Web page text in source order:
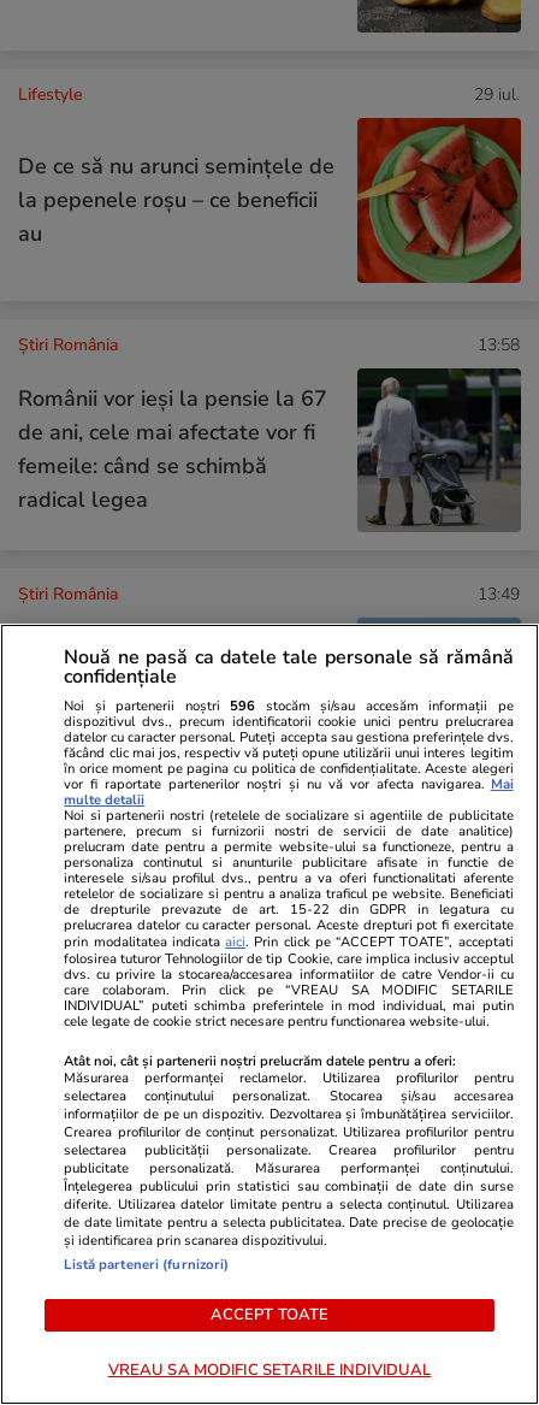
Lifestyle 29 iul.
De ce să nu arunci semințele de
la pepenele roșu – ce beneficii
au
Știri România 13:58
Românii vor ieși la pensie la 67
de ani, cele mai afectate vor fi
femeile: când se schimbă
radical legea
Știri România 13:49
Se circulă bară la bară pe
Autostrada Soarelui, înainte și
după stația de taxare Fetești
Știri România 13:25
Două mașini s-au ciocnit și au
fost proiectate în șanț în urma
unui grav accident pe DN1A.
Traficul este blocat la Boldești-
Scăeni
Reportaj
Știri România 13:00
Toată lumea se oprește la
această tarabă cu roșii din Piața
Obor. Cât costă kilogramul de
roșii negre, galbene și portocalii
Nouă ne pasă ca datele tale personale să rămână
confidențiale
Noi și partenerii noștri 596 stocăm și/sau accesăm informații pe
dispozitivul dvs., precum identificatorii cookie unici pentru prelucrarea
datelor cu caracter personal. Puteți accepta sau gestiona preferințele dvs.
făcând clic mai jos, respectiv vă puteți opune utilizării unui interes legitim
în orice moment pe pagina cu politica de confidențialitate. Aceste alegeri
vor fi raportate partenerilor noștri și nu vă vor afecta navigarea. Mai
multe detalii
Noi si partenerii nostri (retelele de socializare si agentiile de publicitate
partenere, precum si furnizorii nostri de servicii de date analitice)
prelucram date pentru a permite website-ului sa functioneze, pentru a
personaliza continutul si anunturile publicitare afisate in functie de
interesele si/sau profilul dvs., pentru a va oferi functionalitati aferente
retelelor de socializare si pentru a analiza traficul pe website. Beneficiati
de drepturile prevazute de art. 15-22 din GDPR in legatura cu
prelucrarea datelor cu caracter personal. Aceste drepturi pot fi exercitate
prin modalitatea indicataaici. Prin click pe “ACCEPT TOATE”, acceptati
folosirea tuturor Tehnologiilor de tip Cookie, care implica inclusiv acceptul
dvs. cu privire la stocarea/accesarea informatiilor de catre Vendor-ii cu
care colaboram. Prin click pe “VREAU SA MODIFIC SETARILE
INDIVIDUAL” puteti schimba preferintele in mod individual, mai putin
cele legate de cookie strict necesare pentru functionarea website-ului.
Atât noi, cât și partenerii noștri prelucrăm datele pentru a oferi:
Măsurarea performanței reclamelor. Utilizarea profilurilor pentru
selectarea conținutului personalizat. Stocarea și/sau accesarea
informațiilor de pe un dispozitiv. Dezvoltarea și îmbunătățirea serviciilor.
Crearea profilurilor de conținut personalizat. Utilizarea profilurilor pentru
selectarea publicității personalizate. Crearea profilurilor pentru
publicitate personalizată. Măsurarea performanței conținutului.
Înțelegerea publicului prin statistici sau combinații de date din surse
diferite. Utilizarea datelor limitate pentru a selecta conținutul. Utilizarea
de date limitate pentru a selecta publicitatea. Date precise de geolocație
și identificarea prin scanarea dispozitivului.
Listă parteneri (furnizori)
ACCEPT TOATE
VREAU SA MODIFIC SETARILE INDIVIDUAL